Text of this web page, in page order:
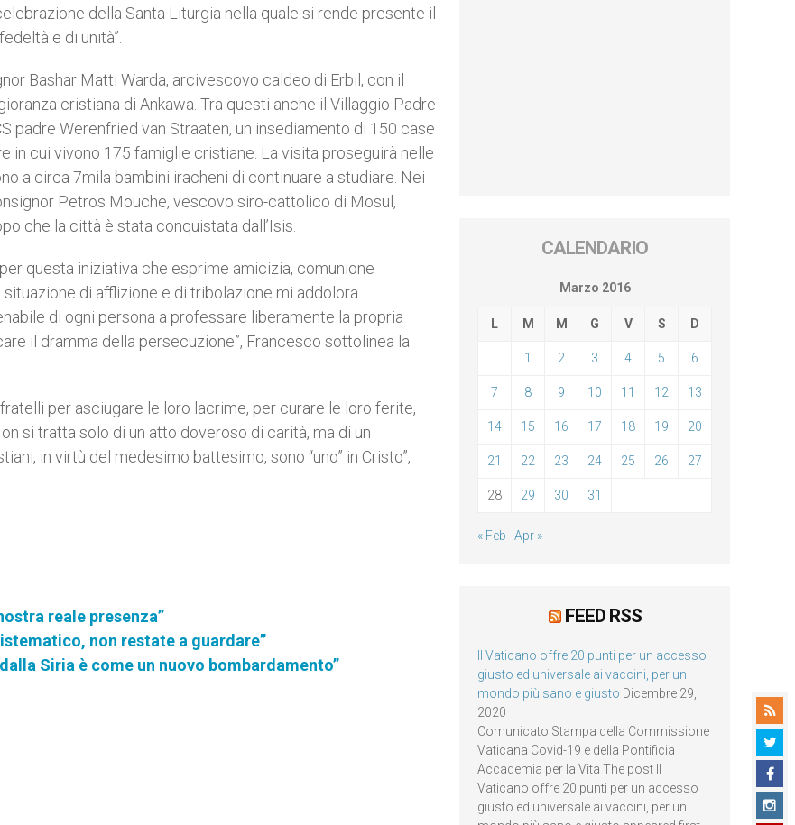
della Santa Liturgia nella quale si rende presente il
e di unità”.
Bashar Matti Warda, arcivescovo caldeo di Erbil, con il
cristiana di Ankawa. Tra questi anche il Villaggio Padre
padre Werenfried van Straaten, un insediamento di 150 case
in cui vivono 175 famiglie cristiane. La visita proseguirà nelle
a circa 7mila bambini iracheni di continuare a studiare. Nei
Petros Mouche, vescovo siro-cattolico di Mosul,
che la città è stata conquistata dall’Isis.
questa iniziativa che esprime amicizia, comunione
di afflizione e di tribolazione mi addolora
di ogni persona a professare liberamente la propria
il dramma della persecuzione”, Francesco sottolinea la
per asciugare le loro lacrime, per curare le loro ferite,
si tratta solo di un atto doveroso di carità, ma di un
in virtù del medesimo battesimo, sono “uno” in Cristo”,
reale presenza”
non restate a guardare”
Siria è come un nuovo bombardamento”
CALENDARIO
Marzo 2016
L M M G V S D
1 2 3 4 5 6
7 8 9 10 11 12 13
14 15 16 17 18 19 20
21 22 23 24 25 26 27
28 29 30 31
« Feb Apr »
FEED RSS
Il Vaticano offre 20 punti per un accesso
giusto ed universale ai vaccini, per un
mondo più sano e giusto Dicembre 29,
2020
Comunicato Stampa della Commissione
Vaticana Covid-19 e della Pontificia
Accademia per la Vita The post Il
Vaticano offre 20 punti per un accesso
giusto ed universale ai vaccini, per un